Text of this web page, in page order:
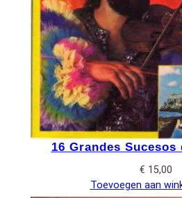
16 Grandes Sucesos
€ 15,00
Toevoegen aan